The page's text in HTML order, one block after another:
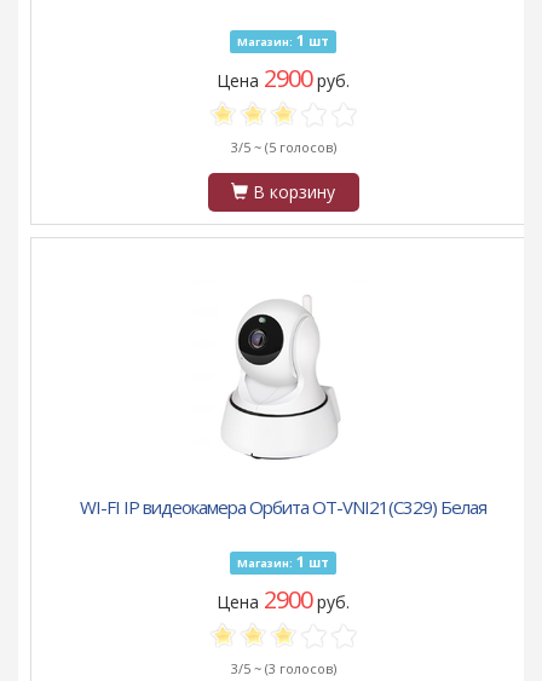
Магазин: 1 шт
Цена 2900руб.
3/5 ~ (5 голосов)
В корзину
WI-FI IP видеокамера Орбита OT-VNI21(С329) Белая
Магазин: 1 шт
Цена 2900руб.
3/5 ~ (3 голосов)